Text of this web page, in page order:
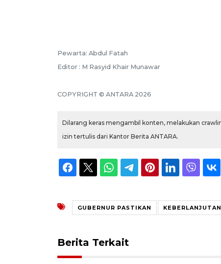
Pewarta: Abdul Fatah
Editor : M Rasyid Khair Munawar
COPYRIGHT © ANTARA 2026
Dilarang keras mengambil konten, melakukan
izin tertulis dari Kantor Berita ANTARA.
GUBERNUR PASTIKAN
Berita Terkait